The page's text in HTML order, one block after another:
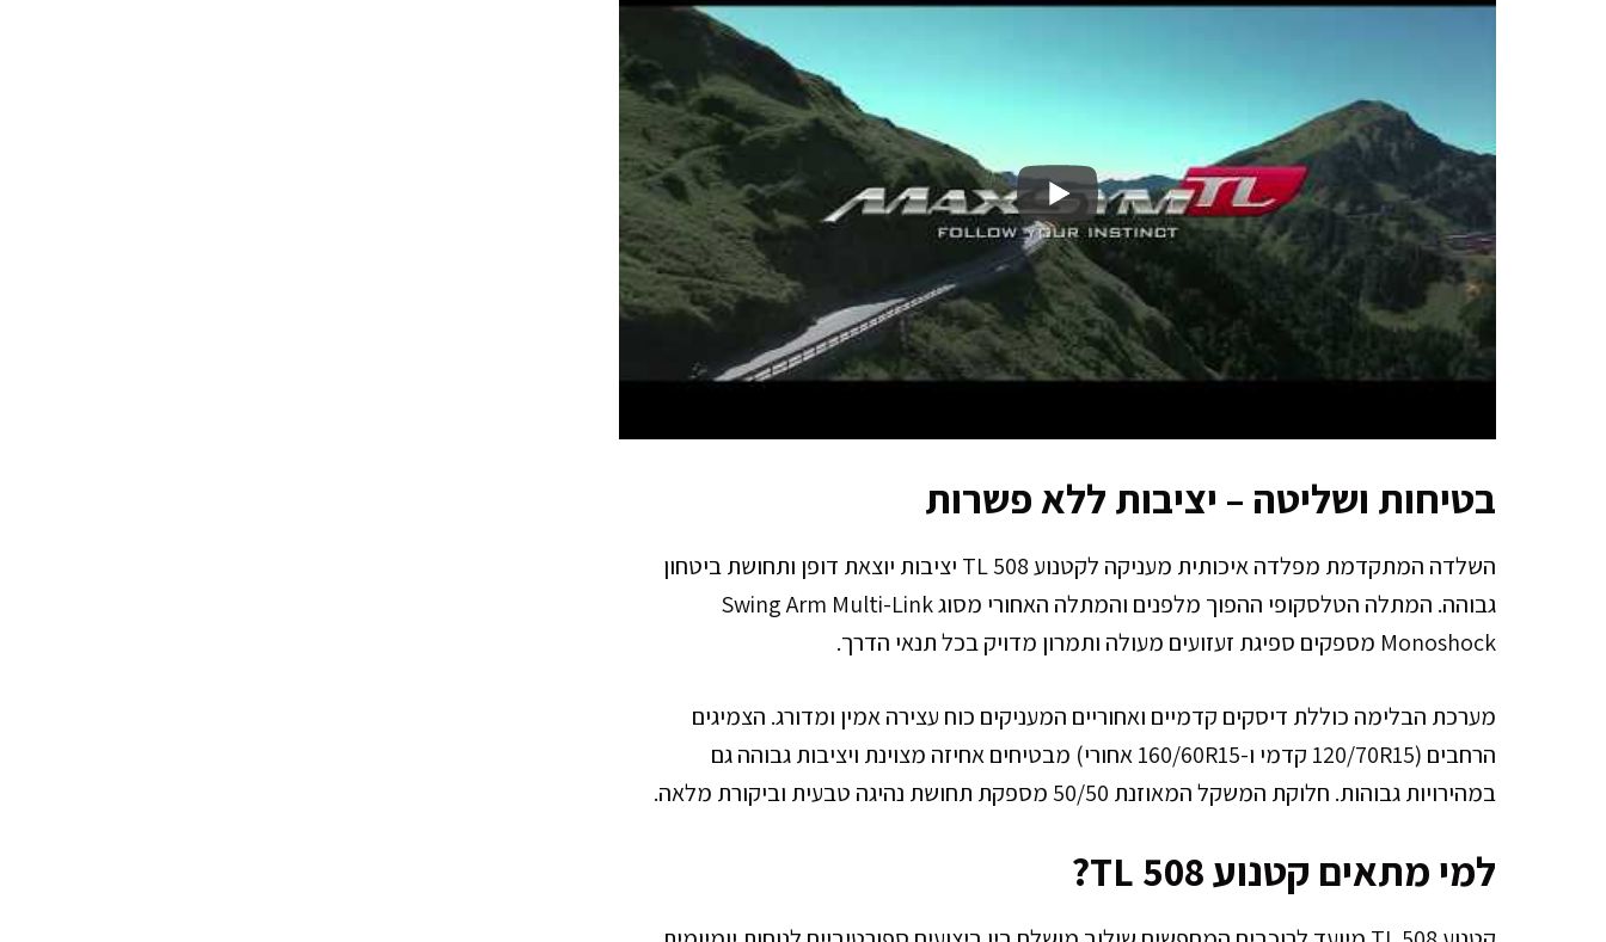
בטיחות ושליטה – יציבות ללא פשרות
השלדה המתקדמת מפלדה איכותית מעניקה לקטנוע TL 508 יציבות יוצאת דופן ותחושת ביטחון
גבוהה. המתלה הטלסקופי ההפוך מלפנים והמתלה האחורי מסוג Swing Arm Multi-Link
Monoshock מספקים ספיגת זעזועים מעולה ותמרון מדויק בכל תנאי הדרך.
מערכת הבלימה כוללת דיסקים קדמיים ואחוריים המעניקים כוח עצירה אמין ומדורג. הצמיגים
הרחבים (120/70R15 קדמי ו-160/60R15 אחורי) מבטיחים אחיזה מצוינת ויציבות גבוהה גם
במהירויות גבוהות. חלוקת המשקל המאוזנת 50/50 מספקת תחושת נהיגה טבעית וביקורת מלאה.
למי מתאים קטנוע TL 508?